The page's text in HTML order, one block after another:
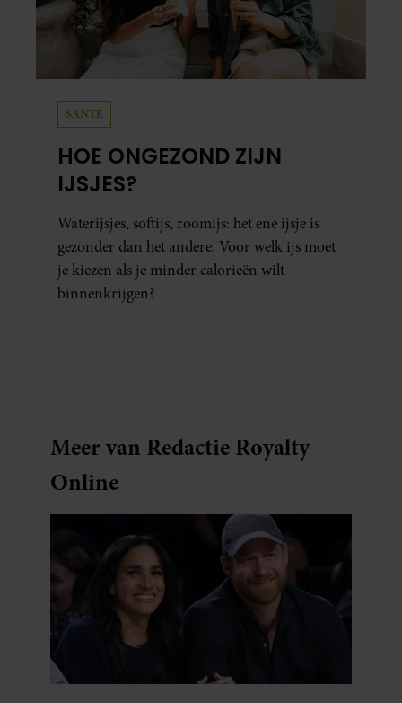
SANTE
HOE ONGEZOND ZIJN
IJSJES?
Waterijsjes, softijs, roomijs: het ene ijsje is
gezonder dan het andere. Voor welk ijs moet
je kiezen als je minder calorieën wilt
binnenkrijgen?
Meer van Redactie Royalty
Online